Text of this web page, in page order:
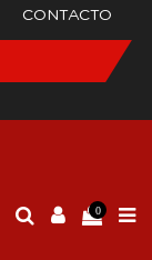
CONTACTO
0